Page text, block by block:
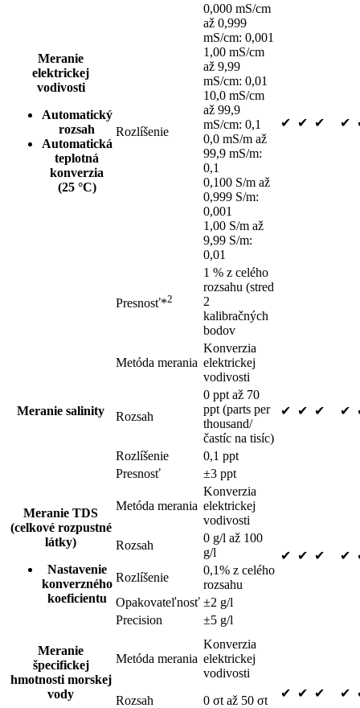
Meranie
elektrickej
vodivosti
Automatický
rozsah
Automatická
teplotná
konverzia
(25 °C)
✔ ✔ ✔ ✔
Rozlíšenie
0,000 mS/cm
až 0,999
mS/cm: 0,001
1,00 mS/cm
až 9,99
mS/cm: 0,01
10,0 mS/cm
až 99,9
mS/cm: 0,1
0,0 mS/m až
99,9 mS/m:
0,1
0,100 S/m až
0,999 S/m:
0,001
1,00 S/m až
9,99 S/m:
0,01
Presnosť*2
1 % z celého
rozsahu (stred
2
kalibračných
bodov
Meranie salinity
Metóda merania
Konverzia
elektrickej
vodivosti
✔ ✔ ✔ ✔
Rozsah
0 ppt až 70
ppt (parts per
thousand/
častíc na tisíc)
Rozlíšenie
0,1 ppt
Presnosť
±3 ppt
Meranie TDS
(celkové rozpustné
látky)
Nastavenie
konverzného
koeficientu
Metóda merania
Konverzia
elektrickej
vodivosti
✔ ✔ ✔ ✔
Rozsah
0 g/l až 100
g/l
Rozlíšenie
0,1% z celého
rozsahu
Opakovateľnosť ±2 g/l
Precision
±5 g/l
Meranie
špecifickej
hmotnosti morskej
vody
Metóda merania
Konverzia
elektrickej
vodivosti
✔
✔ ✔ ✔
Rozsah
0 σt až 50 σt